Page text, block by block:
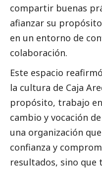
compartir buenas
afianzar su
en un entorno de
colaboración.
Este espacio
la cultura de Caja
propósito, trabajo
cambio y vocación
una organización
confianza y
resultados, sino que